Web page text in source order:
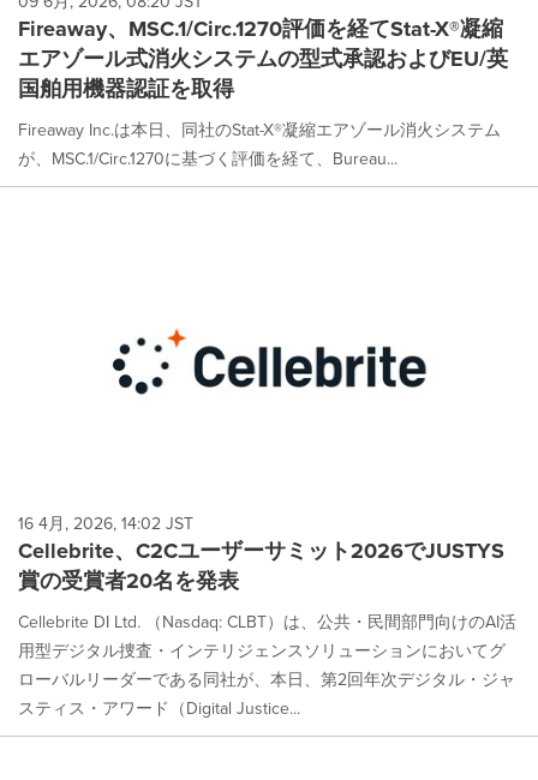
Fireaway、MSC.1/Circ.1270評価を経てStat-X®凝縮
エアゾール式消火システムの型式承認およびEU/英
国舶用機器認証を取得
Fireaway Inc.は本日、同社のStat-X®凝縮エアゾール消火システム
が、MSC.1/Circ.1270に基づく評価を経て、Bureau...
16 4月, 2026, 14:02 JST
Cellebrite、C2Cユーザーサミット2026でJUSTYS
賞の受賞者20名を発表
Cellebrite DI Ltd. （Nasdaq: CLBT）は、公共・民間部門向けのAI活
用型デジタル捜査・インテリジェンスソリューションにおいてグ
ローバルリーダーである同社が、本日、第2回年次デジタル・ジャ
スティス・アワード（Digital Justice...